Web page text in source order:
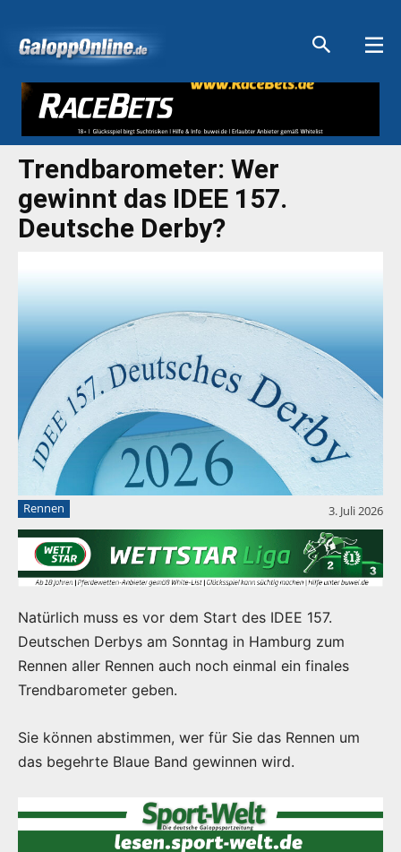
Trendbarometer: Wer
gewinnt das IDEE 157.
Deutsche Derby?
Rennen 3. Juli 2026
Natürlich muss es vor dem Start des IDEE 157.
Deutschen Derbys am Sonntag in Hamburg zum
Rennen aller Rennen auch noch einmal ein finales
Trendbarometer geben.
Sie können abstimmen, wer für Sie das Rennen um
das begehrte Blaue Band gewinnen wird.